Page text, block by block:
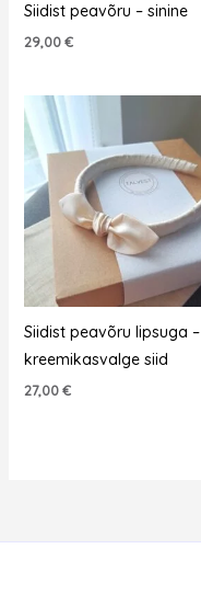
Siidist peavõru – sinine
29,00€
Siidist peavõru lipsuga –
kreemikasvalge siid
27,00€